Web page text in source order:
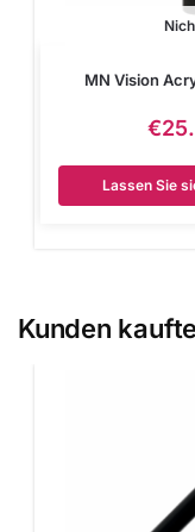
MN Vision
€
Lassen Sie
Kunden